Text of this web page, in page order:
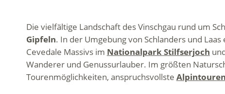
Die vielfältige Landschaft des Vinschgau rund um
Gipfeln. In der Umgebung von Schlanders und
Cevedale Massivs im Nationalpark Stilfserjoch
Wanderer und Genussurlauber. Im größten
Tourenmöglichkeiten, anspruchsvollste Alpintouren